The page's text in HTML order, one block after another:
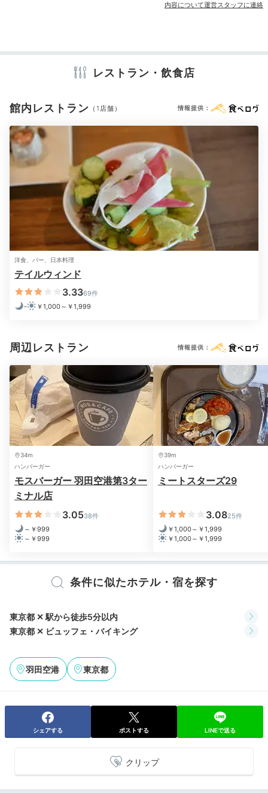
羽田空港第3ターミナル⑦
夕食後はゆったりと夜景を楽しんではいかが？羽田空港
第3ターミナルの5階に展望デッキがあり、きらめく滑
走路や、航空機の離着陸を間近で見ることができます
よ。24時間開放されているので、好きなタイミングで
訪れてみて。
Night
21:00
プレミアムフロアのアメニティ
客室には、ユニットバスまたは洗い場付きバスルームが
完備されています。ゆとりのあるバスタブでお湯に浸か
スソルトなどのアメニティもあり、さらにリラックスで
きますよ。
プレミアムフロアだったので、タオルやパジャマも上質なものにな
っていました。また私が宿泊した客室のバスルームからは空港の夜
2日目
テレビ 冷蔵庫 エアコン スリッパ セーフティボックス
洗浄機付トイレ 歯ブラシ カミソリ
シャンプー
コンディショナー
ボディソープ シャワーキャップ
※設備・アメニティは、確認が取れている情報を表示しています。
内容について運営スタッフに連絡
レストラン・飲食店
館内レストラン （1店舗） 情報提供：
洋食、バー、日本料理
テイルウィンド
3.3369件
-
￥1,000～￥1,999
周辺レストラン 情報提供：
34m
ハンバーガー
モスバーガー 羽田空港第3ター
ミナル店
3.0538件
～￥999
～￥999
39m
ハンバーガー
ミートスターズ29
3.0825件
￥1,000～￥1,999
￥1,000～￥1,999
条件に似たホテル・宿を探す
東京都 ✕ 駅から徒歩5分以内
東京都 ✕ ビュッフェ・バイキング
羽田空港 東京都
シェアする ポストする LINEで送る
クリップ